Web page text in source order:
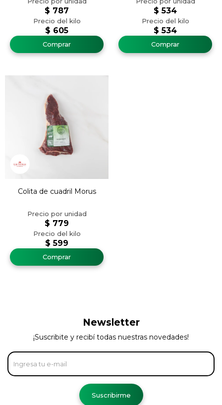
$ 605
$ 787
$ 534
$ 534
Colita de cuadril Morus
$ 599
$ 779
Newsletter
¡Suscribite y recibí todas nuestras novedades!
Suscribirme